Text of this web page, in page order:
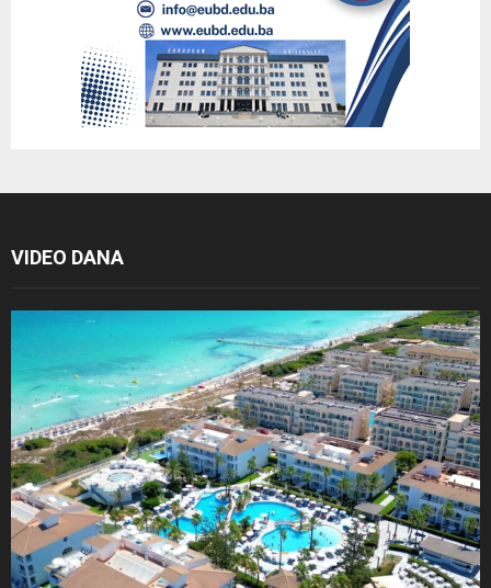
VIDEO DANA